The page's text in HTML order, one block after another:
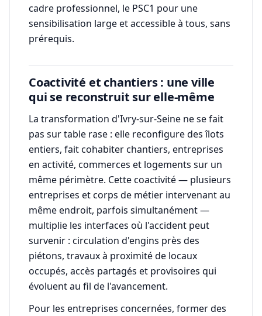
cadre professionnel, le PSC1 pour une
sensibilisation large et accessible à tous, sans
prérequis.
Coactivité et chantiers : une ville
qui se reconstruit sur elle-même
La transformation d'Ivry-sur-Seine ne se fait
pas sur table rase : elle reconfigure des îlots
entiers, fait cohabiter chantiers, entreprises
en activité, commerces et logements sur un
même périmètre. Cette coactivité — plusieurs
entreprises et corps de métier intervenant au
même endroit, parfois simultanément —
multiplie les interfaces où l'accident peut
survenir : circulation d'engins près des
piétons, travaux à proximité de locaux
occupés, accès partagés et provisoires qui
évoluent au fil de l'avancement.
Pour les entreprises concernées, former des